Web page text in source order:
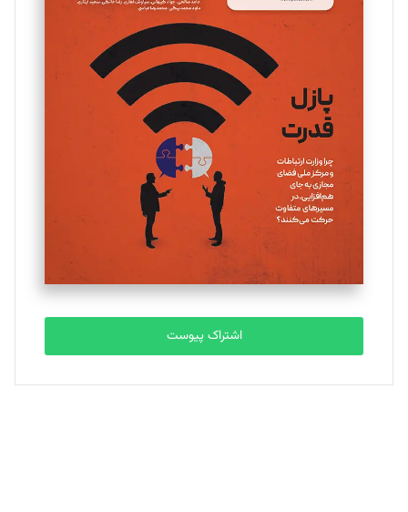
مینا پاکدل
یسنا امان‌پور
تحریریه
ملینا جعفری
تحریریه
مصطفی مسجدی آرانی
تحریریه
بابک نقاش
تحریریه
اشتراک پیوست